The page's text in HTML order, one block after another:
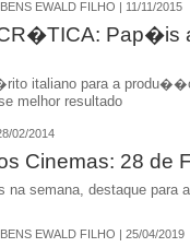
EWALD FILHO | 11/11/2015
Pap�is
italiano para a
melhor resultado
02/2014
Cinemas: 28 de
na semana, destaque
EWALD FILHO | 25/04/2019